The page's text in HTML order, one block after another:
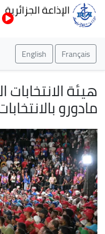
الإذاعة الجزائرية
Français
English
هيئة الانتخابات
مادورو